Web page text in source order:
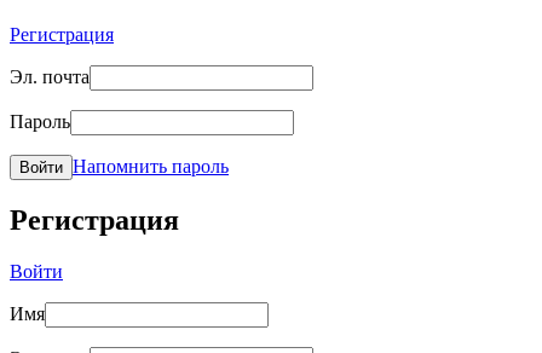
Регистрация
Эл. почта
Пароль
Войти Напомнить пароль
Регистрация
Войти
Имя